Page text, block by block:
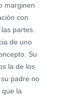
marginen
con
partes.
de uno
Su
la de los
padre no
que la